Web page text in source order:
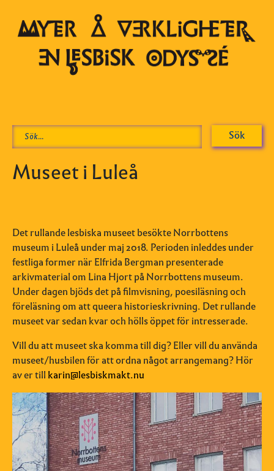
Museet i Luleå
Det rullande lesbiska museet besökte Norrbottens
museum i Luleå under maj 2018. Perioden inleddes under
festliga former när Elfrida Bergman presenterade
arkivmaterial om Lina Hjort på Norrbottens museum.
Under dagen bjöds det på filmvisning, poesiläsning och
föreläsning om att queera historieskrivning. Det rullande
museet var sedan kvar och hölls öppet för intresserade.
Vill du att museet ska komma till dig? Eller vill du använda
museet/husbilen för att ordna något arrangemang? Hör
av er till karin@lesbiskmakt.nu